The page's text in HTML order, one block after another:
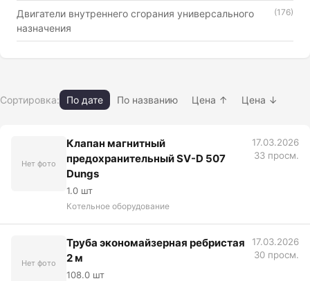
Двигатели внутреннего сгорания универсального
назначения
(176)
Сортировка: По дате По названию Цена ↑ Цена ↓
Нет фото
Клапан магнитный
предохранительный SV-D 507
Dungs
1.0 шт
Котельное оборудование
17.03.2026
33 просм.
Нет фото
Труба экономайзерная ребристая
2 м
108.0 шт
17.03.2026
30 просм.